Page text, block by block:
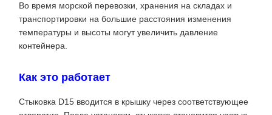
Во время морской перевозки, хранения на складах и
транспортировки на большие расстояния изменения
температуры и высоты могут увеличить давление
контейнера.
Как это работает
Стыковка D15 вводится в крышку через соответствующее